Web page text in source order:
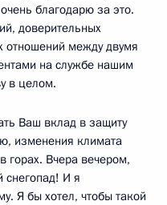
благодарю за это.
доверительных
между двумя
на службе нашим
в целом.
Ваш вклад в защиту
изменения климата
горах. Вчера вечером,
снегопад! И я
Я бы хотел, чтобы такой